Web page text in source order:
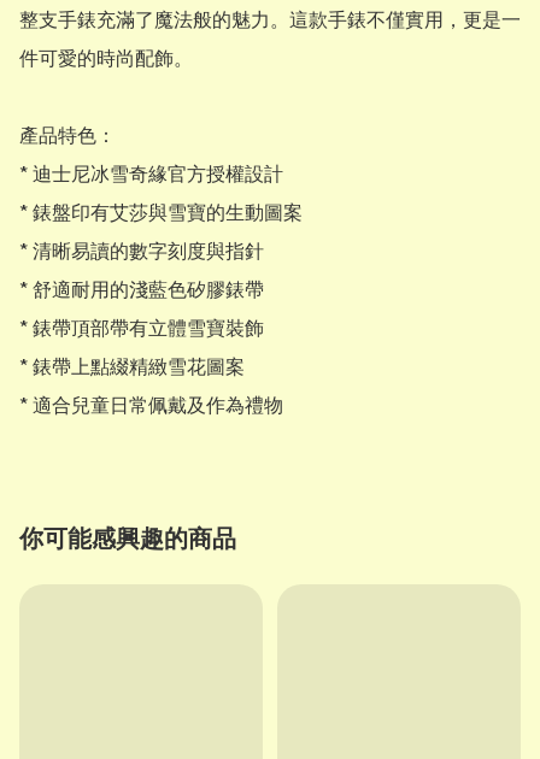
整支手錶充滿了魔法般的魅力。這款手錶不僅實用，更是一
件可愛的時尚配飾。
產品特色：
* 迪士尼冰雪奇緣官方授權設計
* 錶盤印有艾莎與雪寶的生動圖案
* 清晰易讀的數字刻度與指針
* 舒適耐用的淺藍色矽膠錶帶
* 錶帶頂部帶有立體雪寶裝飾
* 錶帶上點綴精緻雪花圖案
* 適合兒童日常佩戴及作為禮物
你可能感興趣的商品